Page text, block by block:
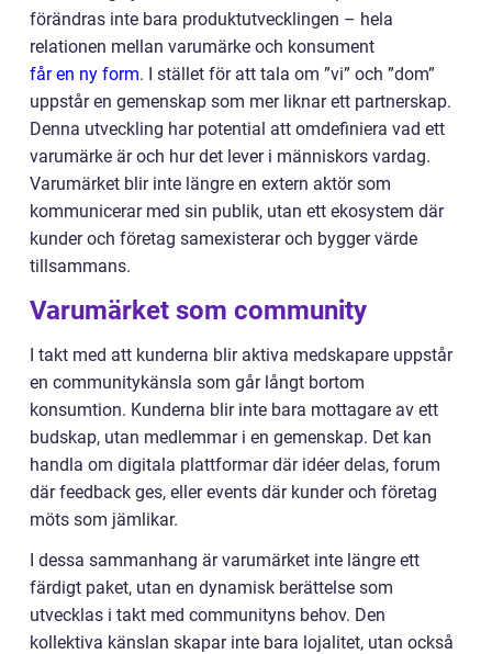
förändras inte bara produktutvecklingen – hela
relationen mellan varumärke och konsument
får en ny form. I stället för att tala om ”vi” och ”dom”
uppstår en gemenskap som mer liknar ett partnerskap.
Denna utveckling har potential att omdefiniera vad ett
varumärke är och hur det lever i människors vardag.
Varumärket blir inte längre en extern aktör som
kommunicerar med sin publik, utan ett ekosystem där
kunder och företag samexisterar och bygger värde
tillsammans.
Varumärket som community
I takt med att kunderna blir aktiva medskapare uppstår
en communitykänsla som går långt bortom
konsumtion. Kunderna blir inte bara mottagare av ett
budskap, utan medlemmar i en gemenskap. Det kan
handla om digitala plattformar där idéer delas, forum
där feedback ges, eller events där kunder och företag
möts som jämlikar.
I dessa sammanhang är varumärket inte längre ett
färdigt paket, utan en dynamisk berättelse som
utvecklas i takt med communityns behov. Den
kollektiva känslan skapar inte bara lojalitet, utan också